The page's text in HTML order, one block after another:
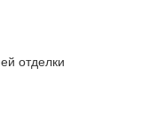
отделки